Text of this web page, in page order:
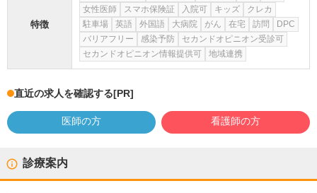
特徴
女性医師
スマホ保険証 入院可 キッズ
クレカ
駐車場
英語 外国語 大病院 がん 在宅 訪問
DPC
バリアフリー
感染予防
セカンドオピニオン受診可
セカンドオピニオン情報提供可
地域連携
直近の求人を確認する[PR]
医師の方 看護師の方
診療案内